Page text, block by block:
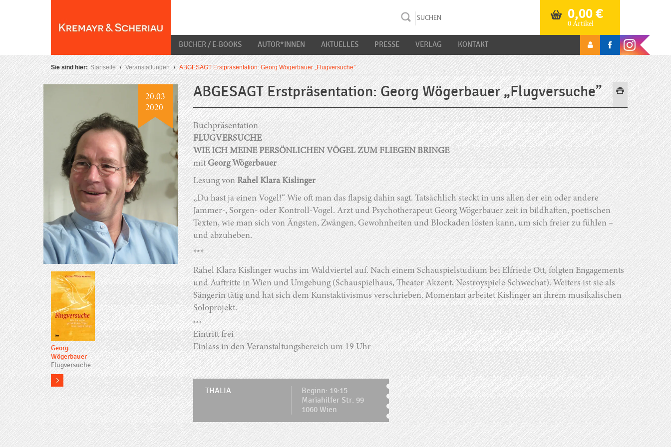
0,00€
0 Artikel
BÜCHER / E-BOOKS AUTOR*INNEN AKTUELLES PRESSE VERLAG KONTAKT
Sie sind hier: Startseite / Veranstaltungen / ABGESAGT Erstpräsentation: Georg Wögerbauer „Flugversuche”
20.03
2020
Georg
Wögerbauer
Flugversuche
more
ABGESAGT Erstpräsentation: Georg Wögerbauer „Flugversuche”
Buchpräsentation
FLUGVERSUCHE
WIE ICH MEINE PERSÖNLICHEN VÖGEL ZUM FLIEGEN BRINGE
mitGeorg Wögerbauer
Lesung vonRahel Klara Kislinger
„Du hast ja einen Vogel!“ Wie oft man das flapsig dahin sagt. Tatsächlich steckt in uns allen der ein oder andere
Jammer-, Sorgen- oder Kontroll-Vogel. Arzt und Psychotherapeut Georg Wögerbauer zeit in bildhaften, poetischen
Texten, wie man sich von Ängsten, Zwängen, Gewohnheiten und Blockaden lösten kann, um sich freier zu fühlen –
und abzuheben.
***
Rahel Klara Kislinger wuchs im Waldviertel auf. Nach einem Schauspielstudium bei Elfriede Ott, folgten Engagements
und Auftritte in Wien und Umgebung (Schauspielhaus, Theater Akzent, Nestroyspiele Schwechat). Weiters ist sie als
Sängerin tätig und hat sich dem Kunstaktivismus verschrieben. Momentan arbeitet Kislinger an ihrem musikalischen
Soloprojekt.
***
Eintritt frei
Einlass in den Veranstaltungsbereich um 19 Uhr
THALIA
Beginn: 19:15
Mariahilfer Str. 99
1060 Wien